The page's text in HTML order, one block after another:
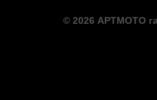
© 2026 АРТМОТО